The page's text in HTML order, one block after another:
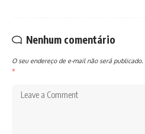
Nenhum comentário
O seu endereço de e-mail não será publicado.
*